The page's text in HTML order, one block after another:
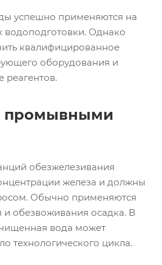
успешно применяются на
водоподготовки. Однако
квалифицированное
оборудования и
реагентов.
промывными
обезжелезивания
железа и должны
Обычно применяются
и обезвоживания осадка. В
вода может
технологического цикла.